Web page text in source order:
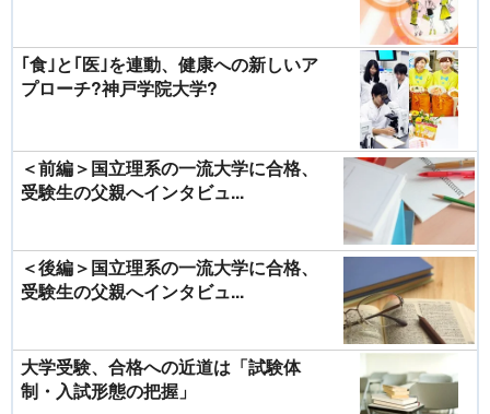
｢食｣と｢医｣を連動、健康への新しいア
プローチ?神戸学院大学?
＜前編＞国立理系の一流大学に合格、
受験生の父親へインタビュ...
＜後編＞国立理系の一流大学に合格、
受験生の父親へインタビュ...
大学受験、合格への近道は「試験体
制・入試形態の把握」